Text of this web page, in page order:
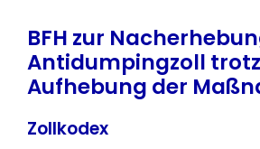
BFH zur
Antidumpingzoll trotz
Aufhebung der
Zollkodex